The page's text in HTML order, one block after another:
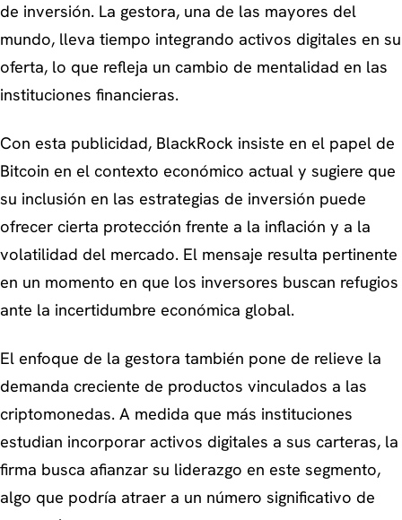
de inversión. La gestora, una de las mayores del
mundo, lleva tiempo integrando activos digitales en su
oferta, lo que refleja un cambio de mentalidad en las
instituciones financieras.
Con esta publicidad, BlackRock insiste en el papel de
Bitcoin en el contexto económico actual y sugiere que
su inclusión en las estrategias de inversión puede
ofrecer cierta protección frente a la inflación y a la
volatilidad del mercado. El mensaje resulta pertinente
en un momento en que los inversores buscan refugios
ante la incertidumbre económica global.
El enfoque de la gestora también pone de relieve la
demanda creciente de productos vinculados a las
criptomonedas. A medida que más instituciones
estudian incorporar activos digitales a sus carteras, la
firma busca afianzar su liderazgo en este segmento,
algo que podría atraer a un número significativo de